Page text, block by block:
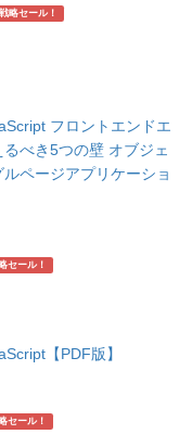
略セール！
フロントエンドエ
べき5つの壁 オブジェ
ページアプリケーショ
セール！
【PDF版】
セール！